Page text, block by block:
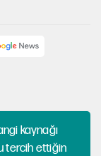
kaynağı
tercih ettiğin